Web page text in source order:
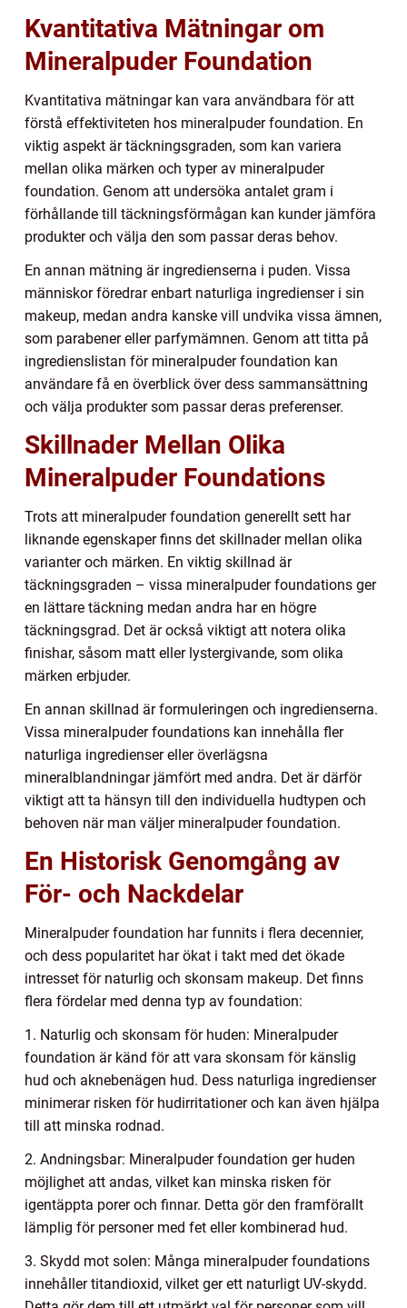
Kvantitativa Mätningar om
Mineralpuder Foundation
Kvantitativa mätningar kan vara användbara för att
förstå effektiviteten hos mineralpuder foundation. En
viktig aspekt är täckningsgraden, som kan variera
mellan olika märken och typer av mineralpuder
foundation. Genom att undersöka antalet gram i
förhållande till täckningsförmågan kan kunder jämföra
produkter och välja den som passar deras behov.
En annan mätning är ingredienserna i puden. Vissa
människor föredrar enbart naturliga ingredienser i sin
makeup, medan andra kanske vill undvika vissa ämnen,
som parabener eller parfymämnen. Genom att titta på
ingredienslistan för mineralpuder foundation kan
användare få en överblick över dess sammansättning
och välja produkter som passar deras preferenser.
Skillnader Mellan Olika
Mineralpuder Foundations
Trots att mineralpuder foundation generellt sett har
liknande egenskaper finns det skillnader mellan olika
varianter och märken. En viktig skillnad är
täckningsgraden – vissa mineralpuder foundations ger
en lättare täckning medan andra har en högre
täckningsgrad. Det är också viktigt att notera olika
finishar, såsom matt eller lystergivande, som olika
märken erbjuder.
En annan skillnad är formuleringen och ingredienserna.
Vissa mineralpuder foundations kan innehålla fler
naturliga ingredienser eller överlägsna
mineralblandningar jämfört med andra. Det är därför
viktigt att ta hänsyn till den individuella hudtypen och
behoven när man väljer mineralpuder foundation.
En Historisk Genomgång av
För- och Nackdelar
Mineralpuder foundation har funnits i flera decennier,
och dess popularitet har ökat i takt med det ökade
intresset för naturlig och skonsam makeup. Det finns
flera fördelar med denna typ av foundation:
1. Naturlig och skonsam för huden: Mineralpuder
foundation är känd för att vara skonsam för känslig
hud och aknebenägen hud. Dess naturliga ingredienser
minimerar risken för hudirritationer och kan även hjälpa
till att minska rodnad.
2. Andningsbar: Mineralpuder foundation ger huden
möjlighet att andas, vilket kan minska risken för
igentäppta porer och finnar. Detta gör den framförallt
lämplig för personer med fet eller kombinerad hud.
3. Skydd mot solen: Många mineralpuder foundations
innehåller titandioxid, vilket ger ett naturligt UV-skydd.